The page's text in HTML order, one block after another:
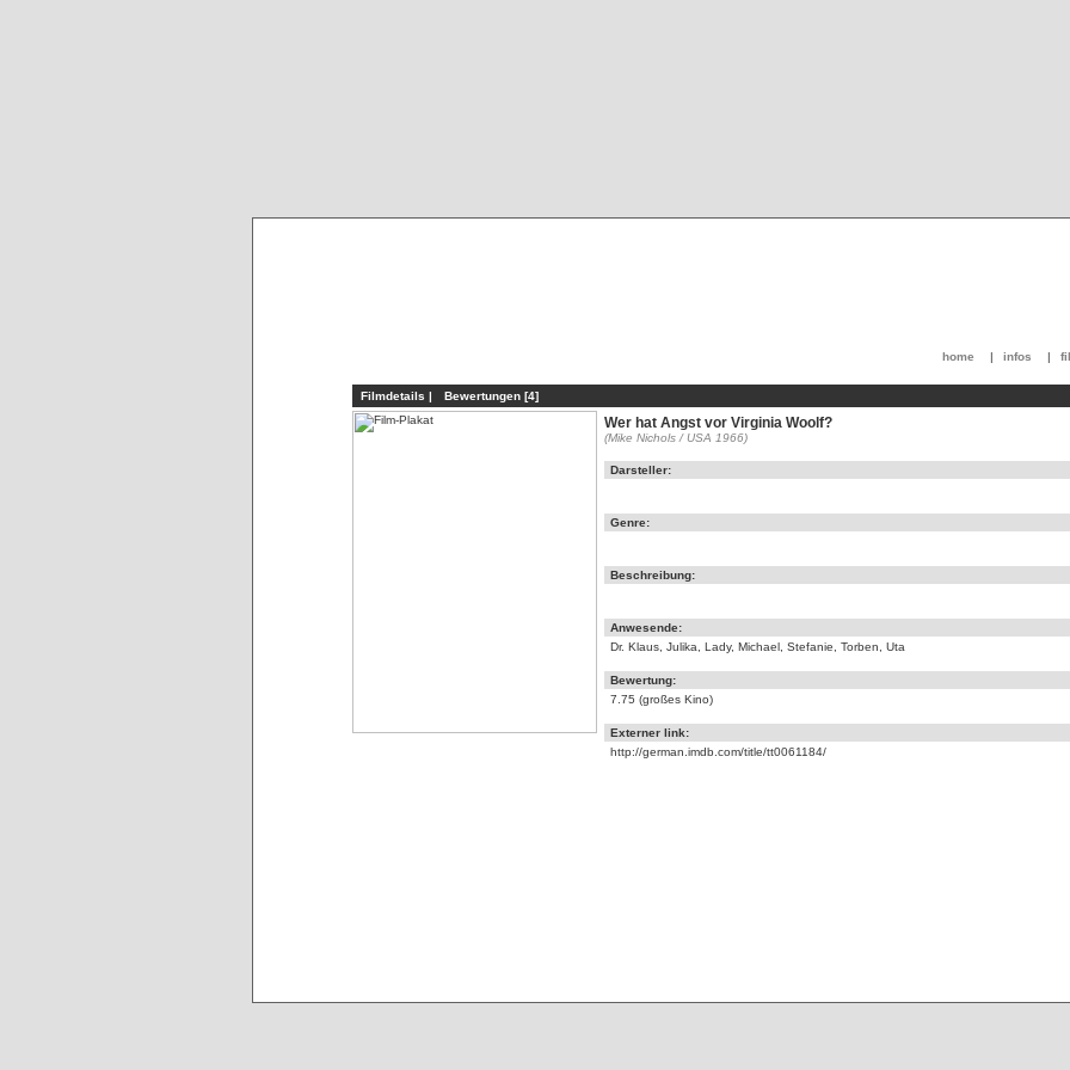
home | infos |
Filmdetails | Bewertungen [4]
Wer hat Angst vor Virginia Woolf?
(Mike Nichols / USA 1966)
Darsteller:
Genre:
Beschreibung:
Anwesende:
Dr. Klaus, Julika, Lady, Michael, Stefanie, Torben, Uta
Bewertung:
7.75 (großes Kino)
Externer link:
http://german.imdb.com/title/tt0061184/